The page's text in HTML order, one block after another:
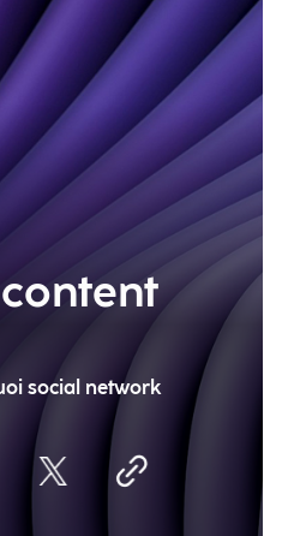
social network